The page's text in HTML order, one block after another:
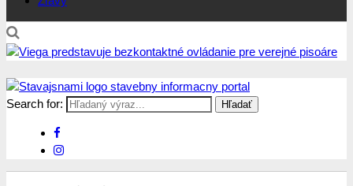
Stavajsnami.sk
Stavebníctvo, stavby, byty, domy a všetko o nich
Search for: